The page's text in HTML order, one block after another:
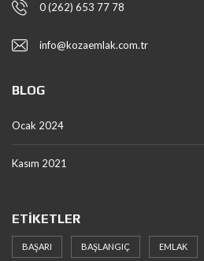
0 (262) 653 77 78
info@kozaemlak.com.tr
BLOG
Ocak 2024
Kasım 2021
ETIKETLER
BAŞARI BAŞLANGIÇ EMLAK